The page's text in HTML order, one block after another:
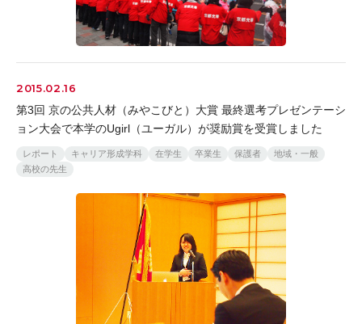
2015.02.16
第3回 京の公共人材（みやこびと）大賞 最終選考プレゼンテーシ
ョン大会で本学のUgirl（ユーガル）が奨励賞を受賞しました
レポート キャリア形成学科 在学生 卒業生 保護者
地域・一般
高校の先生